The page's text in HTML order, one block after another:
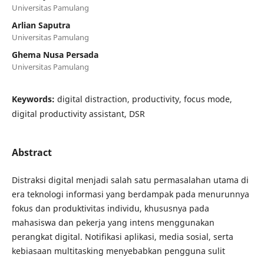
Universitas Pamulang
Arlian Saputra
Universitas Pamulang
Ghema Nusa Persada
Universitas Pamulang
Keywords: digital distraction, productivity, focus mode,
digital productivity assistant, DSR
Abstract
Distraksi digital menjadi salah satu permasalahan utama di
era teknologi informasi yang berdampak pada menurunnya
fokus dan produktivitas individu, khususnya pada
mahasiswa dan pekerja yang intens menggunakan
perangkat digital. Notifikasi aplikasi, media sosial, serta
kebiasaan multitasking menyebabkan pengguna sulit